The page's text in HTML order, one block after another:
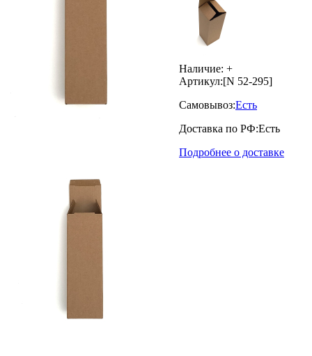
Наличие: +
Артикул:[N 52-295]
Самовывоз:Есть
Доставка по РФ:Есть
Подробнее о доставке